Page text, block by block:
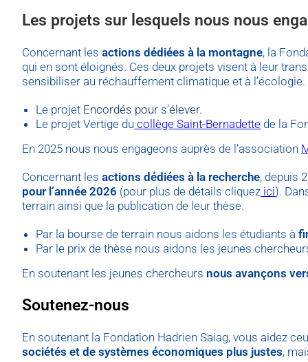
Les projets sur lesquels nous nous
Concernant lesactions dédiées à la montagne, la
qui en sont éloignés. Ces deux projets visent à leur
sensibiliser au réchauffement climatique et à l’écologie.
Le projet Encordés pour s’élever.
Le projet Vertige du collège Saint-Bernadette de la
En 2025 nous nous engageons auprès de l’association
Concernant lesactions dédiées à la recherche, depuis
pour l’année 2026 (pour plus de détails cliquez ici).
terrain ainsi que la publication de leur thèse.
Par la bourse de terrain nous aidons les étudiants à
Par le prix de thèse nous aidons les jeunes
En soutenant les jeunes chercheurs nous avançons
Soutenez-nous
En soutenant la Fondation Hadrien Saiag, vous aidez
sociétés et de systèmes économiques plus justes,